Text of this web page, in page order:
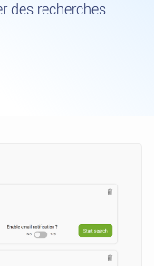
des recherches